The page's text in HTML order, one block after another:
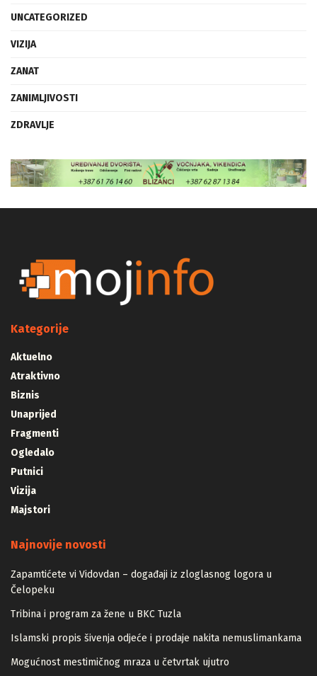
UNCATEGORIZED
VIZIJA
ZANAT
ZANIMLJIVOSTI
ZDRAVLJE
Kategorije
Aktuelno
Atraktivno
Biznis
Unaprijed
Fragmenti
Ogledalo
Putnici
Vizija
Majstori
Najnovije novosti
Zapamtićete vi Vidovdan – događaji iz zloglasnog logora u
Čelopeku
Tribina i program za žene u BKC Tuzla
Islamski propis šivenja odjeće i prodaje nakita nemuslimankama
Mogućnost mestimičnog mraza u četvrtak ujutro